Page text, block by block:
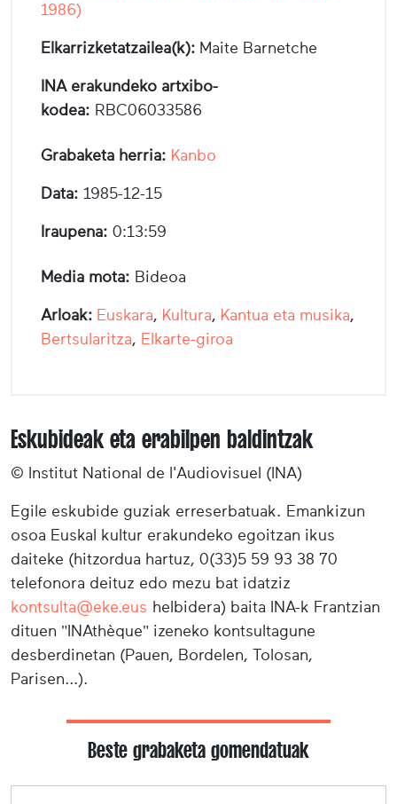
1986)
Elkarrizketatzailea(k): Maite Barnetche
INA erakundeko artxibo-
kodea: RBC06033586
Grabaketa herria: Kanbo
Data: 1985-12-15
Iraupena: 0:13:59
Media mota: Bideoa
Arloak: Euskara, Kultura, Kantua eta musika,
Bertsularitza, Elkarte-giroa
Eskubideak eta erabilpen baldintzak
© Institut National de l'Audiovisuel (INA)
Egile eskubide guziak erreserbatuak. Emankizun
osoa Euskal kultur erakundeko egoitzan ikus
daiteke (hitzordua hartuz, 0(33)5 59 93 38 70
telefonora deituz edo mezu bat idatziz
kontsulta@eke.eus helbidera) baita INA-k Frantzian
dituen "INAthèque" izeneko kontsultagune
desberdinetan (Pauen, Bordelen, Tolosan,
Parisen...).
Beste grabaketa gomendatuak